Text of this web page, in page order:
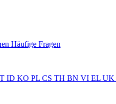
Häufige Fragen
ID KO PL CS TH BN VI EL UK